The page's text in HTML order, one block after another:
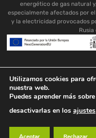
energético de gas natural
especialmente afectados por
y la electricidad provocados
Utilizamos cookies para
nuestra web.
Puedes aprender más
desactivarlas en los ajustes